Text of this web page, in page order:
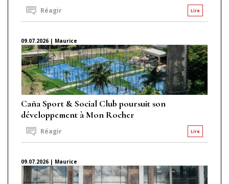
Lire
Réagir
09.07.2026 | Maurice
Caña Sport & Social Club poursuit son
développement à Mon Rocher
Lire
Réagir
09.07.2026 | Maurice